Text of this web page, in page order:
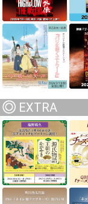
EXTRA